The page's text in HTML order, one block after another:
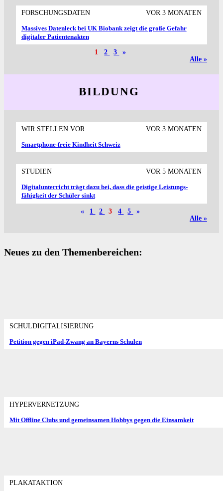
FORSCHUNGSDATEN VOR 3 MONATEN
Massives Datenleck bei UK Biobank zeigt die große Gefahr
digitaler Patientenakten
1 2 3
»
Alle »
BILDUNG
WIR STELLEN VOR VOR 3 MONATEN
Smartphone-freie Kindheit Schweiz
STUDIEN VOR 5 MONATEN
Digital­unterricht trägt dazu bei, dass die geistige Leistungs­
fähigkeit der Schüler sinkt
« 1 2 3 4 5
»
Alle »
Neues zu den Themenbereichen:
SCHULDIGITALISIERUNG
Petition gegen iPad-Zwang an Bayerns Schulen
HYPERVERNETZUNG
Mit Offline Clubs und gemeinsamen Hobbys gegen die Einsamkeit
PLAKATAKTION